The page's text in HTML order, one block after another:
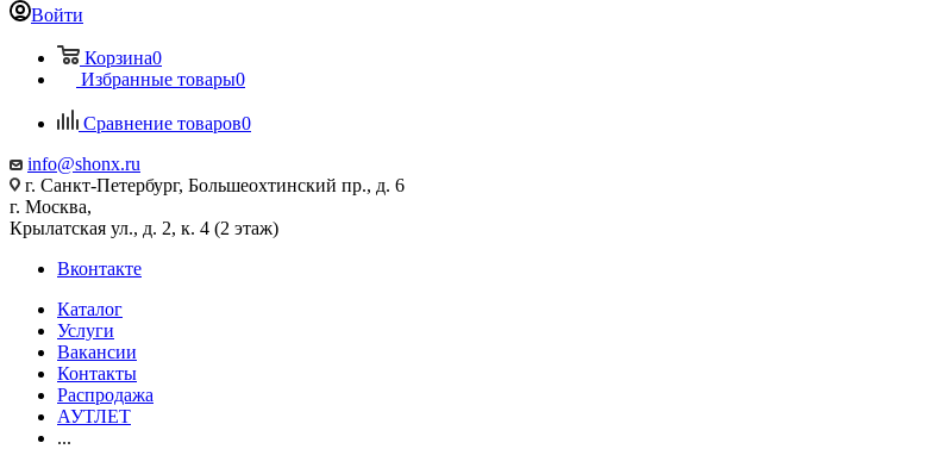
Войти
Корзина0
Избранные товары0
Сравнение товаров0
info@shonx.ru
г. Санкт-Петербург, Большеохтинский пр., д. 6
г. Москва,
Крылатская ул., д. 2, к. 4 (2 этаж)
Вконтакте
Каталог
Услуги
Вакансии
Контакты
Распродажа
АУТЛЕТ
...